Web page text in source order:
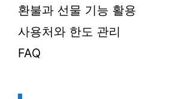
환불과 선물 기능 활용
사용처와 한도 관리
FAQ